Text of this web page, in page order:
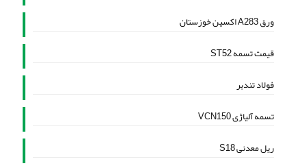
ورق A283 اکسین خوزستان
قیمت تسمه ST52
فولاد تندبر
تسمه آلیاژی VCN150
ریل معدنی S18